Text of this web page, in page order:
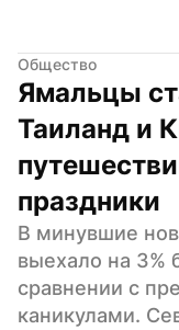
Общество
Ямальцы
Таиланд и
праздники
В минувшие
выехало на 3%
сравнении с
каникулами.